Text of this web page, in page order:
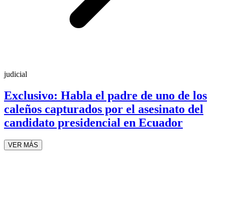
judicial
Exclusivo: Habla el padre de uno de los
caleños capturados por el asesinato del
candidato presidencial en Ecuador
VER MÁS